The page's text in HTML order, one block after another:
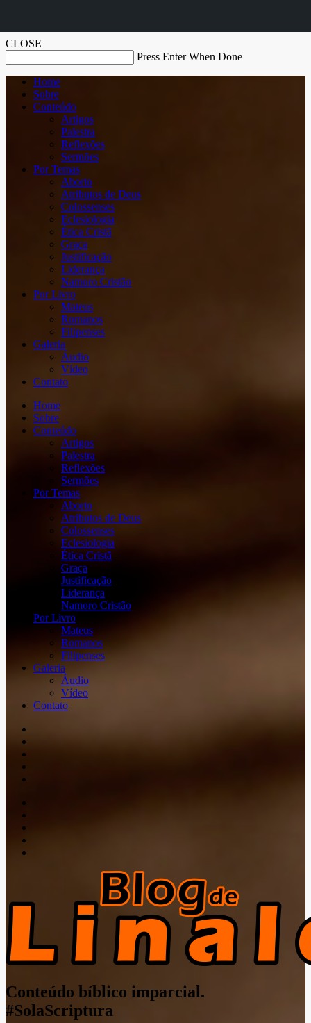
CLOSE
Press Enter When Done
Home
Sobre
Conteúdo
Artigos
Palestra
Reflexões
Sermões
Por Temas
Aborto
Atributos de Deus
Colossenses
Eclesiologia
Ética Cristã
Graça
Justificação
Liderança
Namoro Cristão
Por Livro
Mateus
Romanos
Filipenses
Galeria
Áudio
Vídeo
Contato
Home
Sobre
Conteúdo
Artigos
Palestra
Reflexões
Sermões
Por Temas
Aborto
Atributos de Deus
Colossenses
Eclesiologia
Ética Cristã
Graça
Justificação
Liderança
Namoro Cristão
Por Livro
Mateus
Romanos
Filipenses
Galeria
Áudio
Vídeo
Contato
Conteúdo bíblico imparcial.
#SolaScriptura